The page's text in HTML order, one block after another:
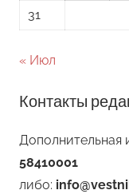
31
« Июл
Контакты
Дополнительная
58410001
либо: